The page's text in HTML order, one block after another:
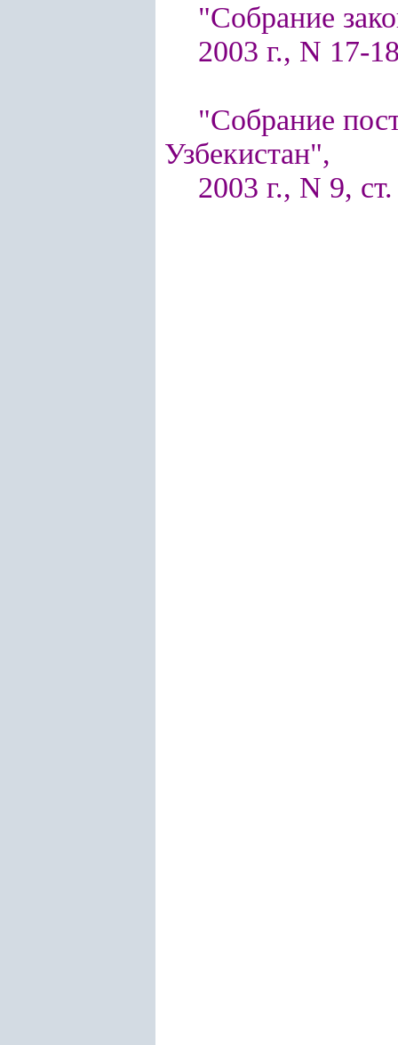
"Собрание
2003 г., N 17-
"Собрание
Узбекистан",
2003 г., N 9,